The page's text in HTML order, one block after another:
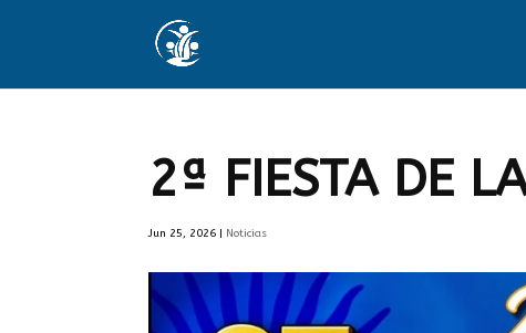
2ª FIESTA DE
Jun 25, 2026 | Noticias